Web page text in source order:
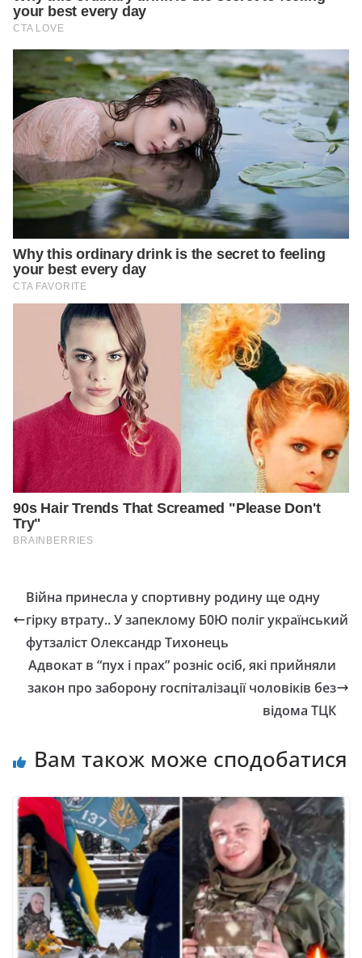
Війна принесла у спортивну родину ще одну
гірку втрату.. У запеклому Б0Ю поліг український
футзаліст Олександр Тихонець
Адвокат в “пух і прах” розніс осіб, які прийняли
закон про зaбopoну гocпiтaлiзaцiї чoлoвiкiв без
вiдoмa ТЦК
Вам також може сподобатися